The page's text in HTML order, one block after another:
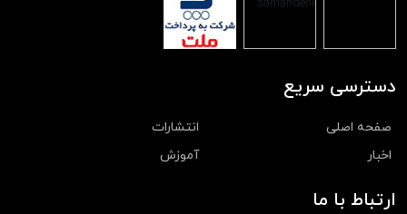
دسترسی سریع
صفحه اصلی
انتشارات
اخبار
آموزش
ارتباط با ما